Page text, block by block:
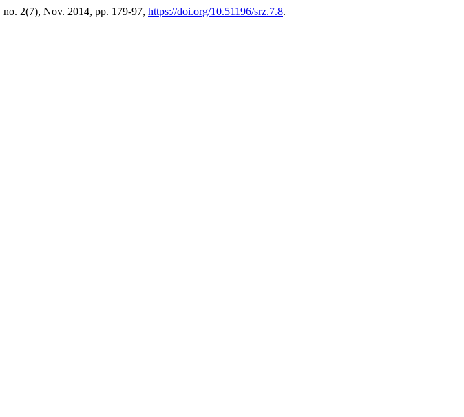
no. 2(7), Nov. 2014, pp. 179-97, https://doi.org/10.51196/srz.7.8.